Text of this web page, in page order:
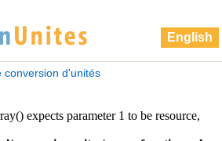
English
conversion d'unités